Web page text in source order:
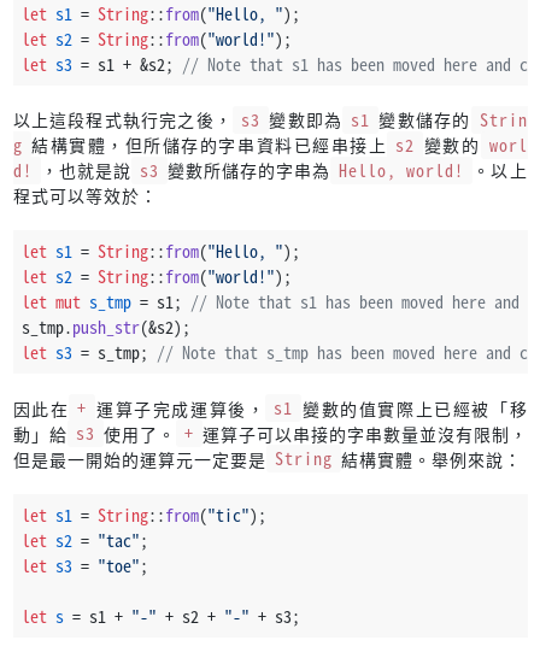
let s1 = String::from("Hello, ");
let s2 = String::from("world!");
let s3 = s1 + &s2; // Note that s1 has been moved here and
以上這段程式執行完之後， s3 變數即為 s1 變數儲存的 Strin
g 結構實體，但所儲存的字串資料已經串接上 s2 變數的 worl
d!
，也就是說 s3 變數所儲存的字串為 Hello, world!
。以上
程式可以等效於：
let s1 = String::from("Hello, ");
let s2 = String::from("world!");
let mut s_tmp = s1; // Note that s1 has been moved here and
s_tmp.push_str(&s2);
let s3 = s_tmp; // Note that s_tmp has been moved here and
因此在 + 運算子完成運算後， s1 變數的值實際上已經被「移
動」給 s3 使用了。 + 運算子可以串接的字串數量並沒有限制，
但是最一開始的運算元一定要是 String 結構實體。舉例來說：
let s1 = String::from("tic");
let s2 = "tac";
let s3 = "toe";
let s = s1 + "-" + s2 + "-" + s3;